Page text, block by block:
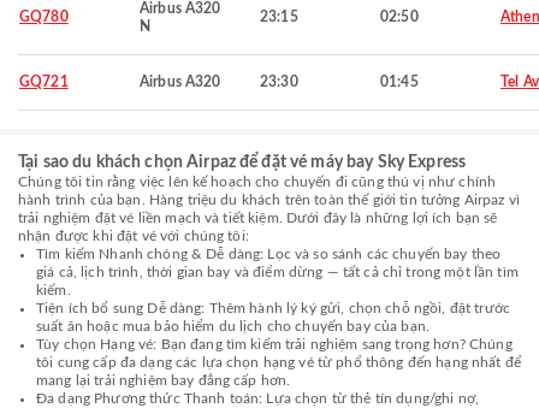
GQ780
Airbus A320
N
23:15 02:50
GQ721 Airbus A320 23:30 01:45 Tel
Tại sao du khách chọn Airpaz để đặt vé máy bay Sky Express
Chúng tôi tin rằng việc lên kế hoạch cho chuyến đi cũng thú vị như chính
hành trình của bạn. Hàng triệu du khách trên toàn thế giới tin tưởng Airpaz vì
trải nghiệm đặt vé liền mạch và tiết kiệm. Dưới đây là những lợi ích bạn sẽ
nhận được khi đặt vé với chúng tôi:
Tìm kiếm Nhanh chóng & Dễ dàng: Lọc và so sánh các chuyến bay theo
giá cả, lịch trình, thời gian bay và điểm dừng — tất cả chỉ trong một lần tìm
kiếm.
Tiện ích bổ sung Dễ dàng: Thêm hành lý ký gửi, chọn chỗ ngồi, đặt trước
suất ăn hoặc mua bảo hiểm du lịch cho chuyến bay của bạn.
Tùy chọn Hạng vé: Bạn đang tìm kiếm trải nghiệm sang trọng hơn? Chúng
tôi cung cấp đa dạng các lựa chọn hạng vé từ phổ thông đến hạng nhất để
mang lại trải nghiệm bay đẳng cấp hơn.
Đa dạng Phương thức Thanh toán: Lựa chọn từ thẻ tín dụng/ghi nợ,